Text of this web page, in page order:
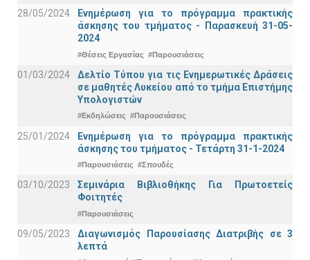
28/05/2024
Ενημέρωση για το πρόγραμμα πρακτικής
άσκησης του τμήματος - Παρασκευή 31-05-
2024
#Θέσεις Εργασίας #Παρουσιάσεις
01/03/2024
Δελτίο Τύπου για τις Ενημερωτικές Δράσεις
σε μαθητές Λυκείου από το τμήμα Επιστήμης
Υπολογιστών
#Εκδηλώσεις #Παρουσιάσεις
25/01/2024
Ενημέρωση για το πρόγραμμα πρακτικής
άσκησης του τμήματος - Τετάρτη 31-1-2024
#Παρουσιάσεις #Σπουδές
03/10/2023
Σεμινάρια Βιβλιοθήκης Για Πρωτοετείς
Φοιτητές
#Παρουσιάσεις
09/05/2023
Διαγωνισμός Παρουσίασης Διατριβής σε 3
λεπτά